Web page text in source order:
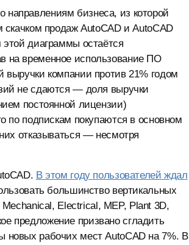
бизнеса, из которой
продаж AutoCAD и AutoCAD
диаграммы остаётся
на временное использование ПО
компании против 21% годом
не сдаются — доля выручки
постоянной лицензии)
по подпискам покупаются в основном
отказываться — несмотря
В этом году пользователей ждал
большинство вертикальных
Electrical, MEP, Plant 3D,
предложение призвано сгладить
новых рабочих мест AutoCAD на 7%. В